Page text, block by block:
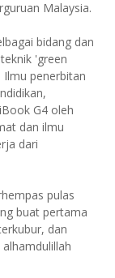
Malaysia.
bidang dan
'green
Ilmu penerbitan
G4 oleh
dan ilmu
dari
pulas
buat pertama
dan